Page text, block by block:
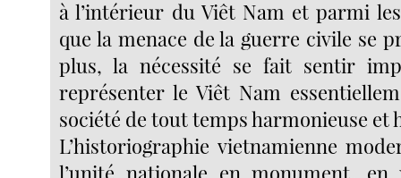
à l’intérieur du Viêt Nam et parmi
que la menace de la guerre civile se
plus, la nécessité se fait sentir
représenter le Viêt Nam
société de tout temps harmonieuse et
L’historiographie vietnamienne
l’unité nationale en monument, en